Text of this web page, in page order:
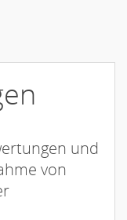
und
von